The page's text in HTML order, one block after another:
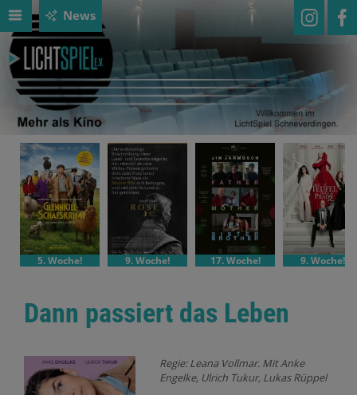
News
5. Woche! 9. Woche! 17. Woche! 9. Woche!
Dann passiert das Leben
Regie: Leana Vollmar. Mit Anke
Engelke, Ulrich Tukur, Lukas Rüppel